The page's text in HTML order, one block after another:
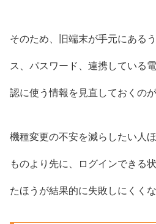
そのため、旧端末が手元にある
ス、パスワード、連携している
認に使う情報を見直しておくのが
機種変更の不安を減らしたい人
ものより先に、ログインできる
たほうが結果的に失敗しにくくな